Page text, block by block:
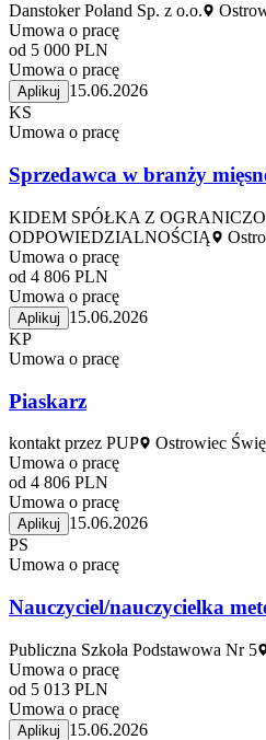
Danstoker Poland Sp. z o.o.
Umowa o pracę
od 5 000 PLN
Umowa o pracę
Aplikuj
15.06.2026
KS
Umowa o pracę
Sprzedawca w branży
KIDEM SPÓŁKA Z
ODPOWIEDZIALNOŚCIĄ
Umowa o pracę
od 4 806 PLN
Umowa o pracę
Aplikuj
15.06.2026
KP
Umowa o pracę
Piaskarz
kontakt przez PUP
Ostrowiec
Umowa o pracę
od 4 806 PLN
Umowa o pracę
Aplikuj
15.06.2026
PS
Umowa o pracę
Nauczyciel/nauczycielka
Publiczna Szkoła Podstawowa Nr 5
Umowa o pracę
od 5 013 PLN
Umowa o pracę
Aplikuj
15.06.2026